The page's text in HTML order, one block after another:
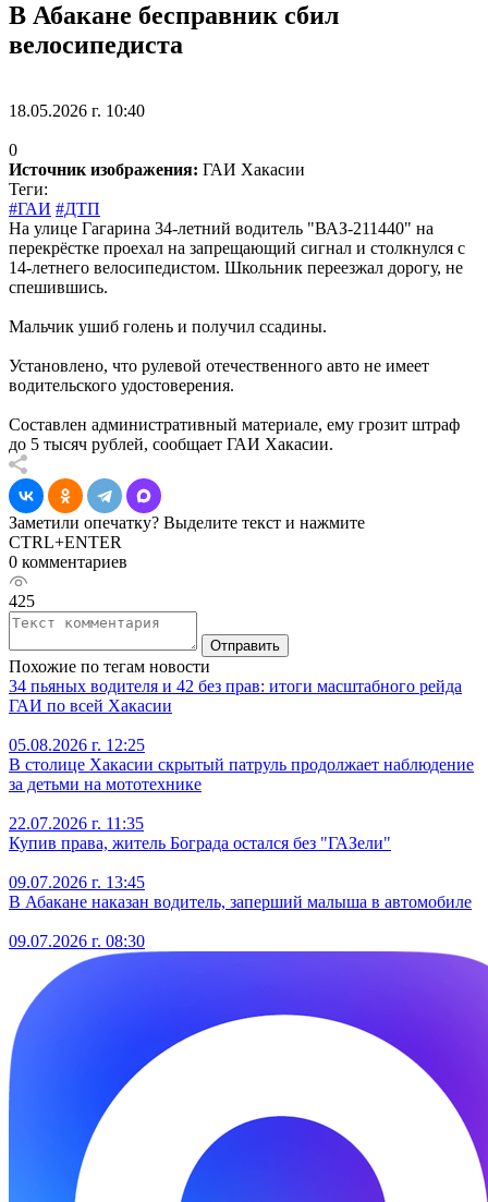
В Абакане бесправник сбил
велосипедиста
18.05.2026 г. 10:40
0
Источник изображения: ГАИ Хакасии
Теги:
#ГАИ #ДТП
На улице Гагарина 34-летний водитель "ВАЗ-211440" на
перекрёстке проехал на запрещающий сигнал и столкнулся с
14-летнего велосипедистом. Школьник переезжал дорогу, не
спешившись.
Мальчик ушиб голень и получил ссадины.
Установлено, что рулевой отечественного авто не имеет
водительского удостоверения.
Составлен административный материале, ему грозит штраф
до 5 тысяч рублей, сообщает ГАИ Хакасии.
Заметили опечатку? Выделите текст и нажмите
CTRL+ENTER
0 комментариев
425
Отправить
Похожие по тегам новости
34 пьяных водителя и 42 без прав: итоги масштабного рейда
ГАИ по всей Хакасии
05.08.2026 г. 12:25
В столице Хакасии скрытый патруль продолжает наблюдение
за детьми на мототехнике
22.07.2026 г. 11:35
Купив права, житель Бограда остался без "ГАЗели"
09.07.2026 г. 13:45
В Абакане наказан водитель, заперший малыша в автомобиле
09.07.2026 г. 08:30